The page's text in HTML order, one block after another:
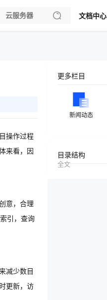
们
文档中心
操作过程
来看，因
意，合理
引，查询
减少数目
更新，访
更多栏目
新闻动态
目录结构
全文